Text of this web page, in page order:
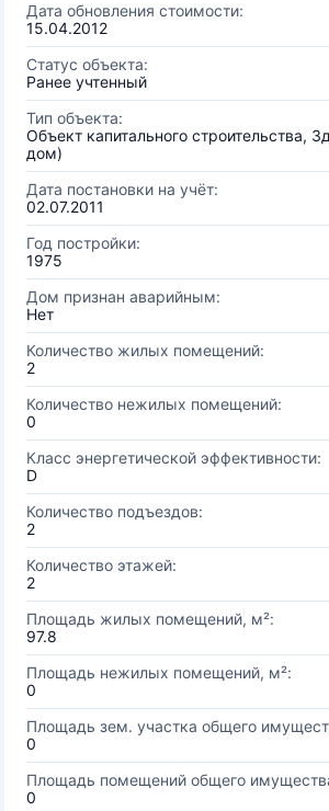
Дата обновления стоимости:
15.04.2012
Статус объекта:
Ранее учтенный
Тип объекта:
Объект капитального строительства,
дом)
Дата постановки на учёт:
02.07.2011
Год постройки:
1975
Дом признан аварийным:
Нет
Количество жилых помещений:
2
Количество нежилых помещений:
0
Класс энергетической эффективности:
D
Количество подъездов:
2
Количество этажей:
2
Площадь жилых помещений, м²:
97.8
Площадь нежилых помещений, м²:
0
Площадь зем. участка общего
0
Площадь помещений общего
0